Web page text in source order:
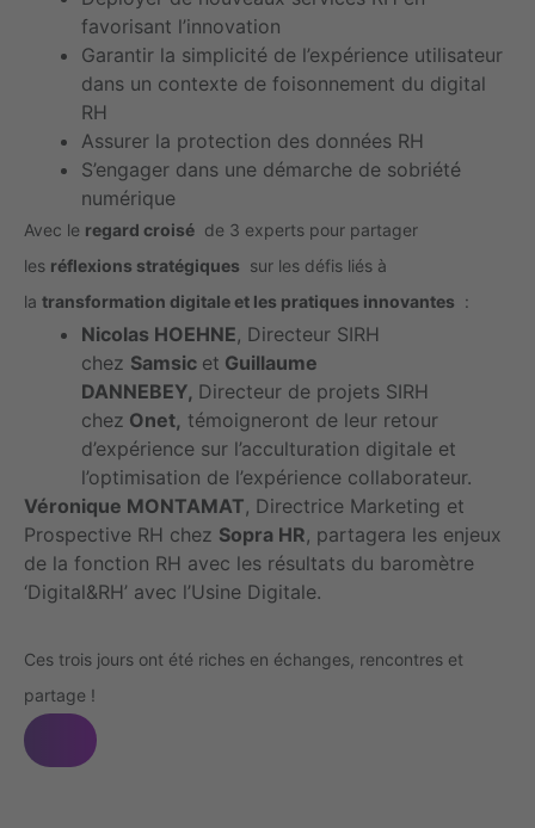
favorisant l’innovation
Garantir la simplicité de l’expérience utilisateur
dans un contexte de foisonnement du digital
RH
Assurer la protection des données RH
S’engager dans une démarche de sobriété
numérique
Avec le regard croisé de 3 experts pour partager
les réflexions stratégiques sur les défis liés à
la transformation digitale et les pratiques innovantes :
Nicolas HOEHNE, Directeur SIRH
chez Samsic et Guillaume
DANNEBEY, Directeur de projets SIRH
chez Onet, témoigneront de leur retour
d’expérience sur l’acculturation digitale et
l’optimisation de l’expérience collaborateur.
Véronique MONTAMAT, Directrice Marketing et
Prospective RH chez Sopra HR, partagera les enjeux
de la fonction RH avec les résultats du baromètre
‘Digital&RH’ avec l’Usine Digitale.
Ces trois jours ont été riches en échanges, rencontres et
partage !